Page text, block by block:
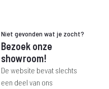
Niet gevonden wat je zocht?
Bezoek onze
showroom!
De website bevat slechts
een deel van ons